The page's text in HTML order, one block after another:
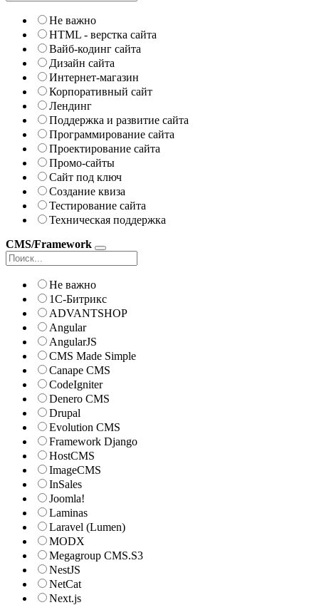
Не важно
HTML - верстка сайта
Вайб-кодинг сайта
Дизайн сайта
Интернет-магазин
Корпоративный сайт
Лендинг
Поддержка и развитие сайта
Программирование сайта
Проектирование сайта
Промо-сайты
Сайт под ключ
Создание квиза
Тестирование сайта
Техническая поддержка
CMS/Framework
Не важно
1С-Битрикс
ADVANTSHOP
Angular
AngularJS
CMS Made Simple
Canape CMS
CodeIgniter
Denero CMS
Drupal
Evolution CMS
Framework Django
HostCMS
ImageCMS
InSales
Joomla!
Laminas
Laravel (Lumen)
MODX
Megagroup CMS.S3
NestJS
NetCat
Next.js